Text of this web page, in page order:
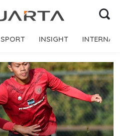
SPORT INSIGHT